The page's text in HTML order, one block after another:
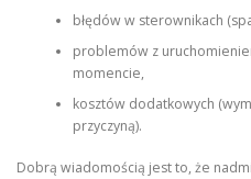
błędów w sterownikach
problemów z
momencie,
kosztów dodatkowych
przyczyną).
Dobrą wiadomością jest to, że